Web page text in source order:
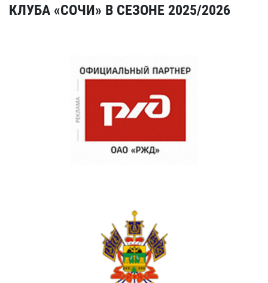
КЛУБА «СОЧИ» В СЕЗОНЕ 2025/2026